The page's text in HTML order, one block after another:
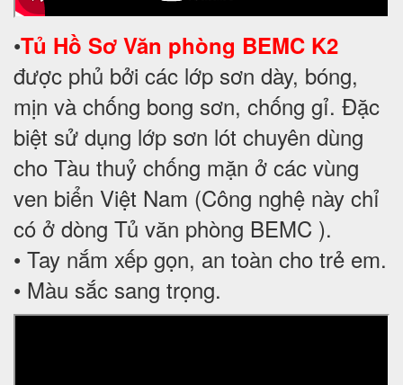
•Tủ Hồ Sơ Văn phòng BEMC K2
được phủ bởi các lớp sơn dày, bóng,
mịn và chống bong sơn, chống gỉ. Đặc
biệt sử dụng lớp sơn lót chuyên dùng
cho Tàu thuỷ chống mặn ở các vùng
ven biển Việt Nam (Công nghệ này chỉ
có ở dòng Tủ văn phòng BEMC ).
• Tay nắm xếp gọn, an toàn cho trẻ em.
• Màu sắc sang trọng.